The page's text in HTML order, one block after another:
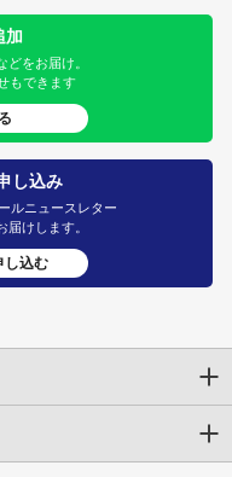
加
をお届け。
もできます
し込み
ルニュースレター
届けします。
し込む